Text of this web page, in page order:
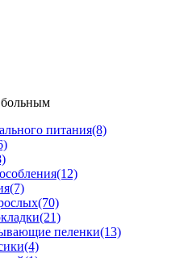
больным
питания(8)
(12)
(7)
(70)
(21)
пеленки(13)
(4)